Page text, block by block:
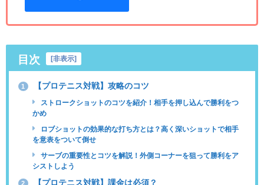
目次 [非表示]
1 【プロテニス対戦】攻略のコツ
ストロークショットのコツを紹介！相手を押し込んで勝利をつ
かめ
ロブショットの効果的な打ち方とは？高く深いショットで相手
を意表をついて倒せ
サーブの重要性とコツを解説！外側コーナーを狙って勝利をア
シストしよう
2 【プロテニス対戦】課金は必須？